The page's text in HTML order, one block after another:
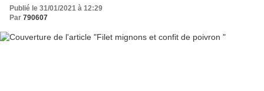
Publié le 31/01/2021 à 12:29
Par 790607